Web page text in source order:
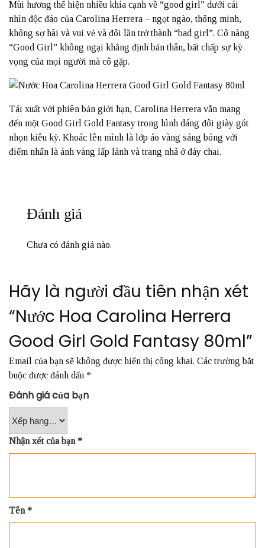
Mùi hương thể hiện nhiều khía cạnh về “good girl” dưới cái
nhìn độc đáo của Carolina Herrera – ngọt ngào, thông minh,
không sợ hãi và vui vẻ và đôi lần trở thành “bad girl”. Cô nàng
“Good Girl” không ngại khẳng định bản thân, bất chấp sự kỳ
vọng của mọi người mà cô gặp.
Tái xuất với phiên bản giới hạn, Carolina Herrera vẫn mang
đến một Good Girl Gold Fantasy trong hình dáng đôi giày gót
nhọn kiêu kỳ. Khoác lên mình là lớp áo vàng sáng bóng với
điểm nhấn là ánh vàng lấp lánh và trang nhã ở đáy chai.
Đánh giá
Chưa có đánh giá nào.
Hãy là người đầu tiên nhận xét
“Nước Hoa Carolina Herrera
Good Girl Gold Fantasy 80ml”
Email của bạn sẽ không được hiển thị công khai. Các trường bắt
buộc được đánh dấu *
Đánh giá của bạn
Nhận xét của bạn*
Tên*